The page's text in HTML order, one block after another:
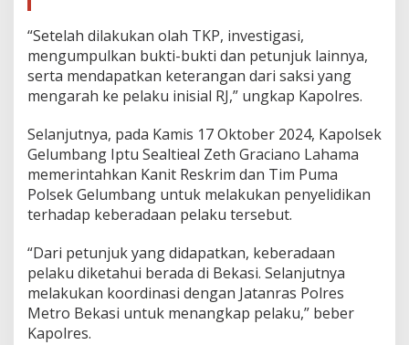
“Setelah dilakukan olah TKP, investigasi,
mengumpulkan bukti-bukti dan petunjuk lainnya,
serta mendapatkan keterangan dari saksi yang
mengarah ke pelaku inisial RJ,” ungkap Kapolres.
Selanjutnya, pada Kamis 17 Oktober 2024, Kapolsek
Gelumbang Iptu Sealtieal Zeth Graciano Lahama
memerintahkan Kanit Reskrim dan Tim Puma
Polsek Gelumbang untuk melakukan penyelidikan
terhadap keberadaan pelaku tersebut.
“Dari petunjuk yang didapatkan, keberadaan
pelaku diketahui berada di Bekasi. Selanjutnya
melakukan koordinasi dengan Jatanras Polres
Metro Bekasi untuk menangkap pelaku,” beber
Kapolres.